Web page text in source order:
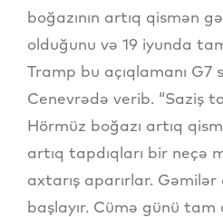
boğazının artıq qismən
olduğunu və 19 iyunda
Tramp bu açıqlamanı
Cenevrədə verib. “Saziş
Hörmüz boğazı artıq
artıq tapdıqları bir neçə
axtarış aparırlar.
başlayır. Cümə günü tam